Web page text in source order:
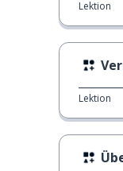
Lektion
Lektion